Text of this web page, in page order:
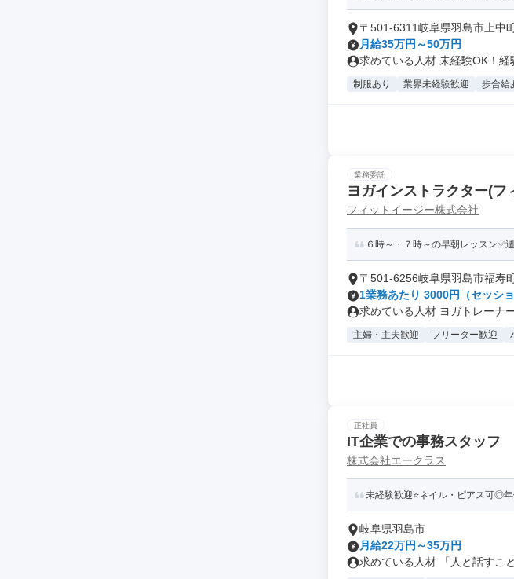
〒501-6311岐阜県羽島市上中
月給35万円～50万円
求めている人材 未経験OK！経
制服あり 業界未経験歓迎 歩合給
業務委託
ヨガインストラクター(フ
フィットイージー株式会社
６時～・７時～の早朝レッスン✅
〒501-6256岐阜県羽島市福寿
1業務あたり 3000円（セッショ
求めている人材 ヨガトレーナ
主婦・主夫歓迎 フリーター歓迎
正社員
IT企業での事務スタッフ
株式会社エークラス
未経験歓迎⭐ネイル・ピアス可◎
岐阜県羽島市
月給22万円～35万円
求めている人材 「人と話すこ